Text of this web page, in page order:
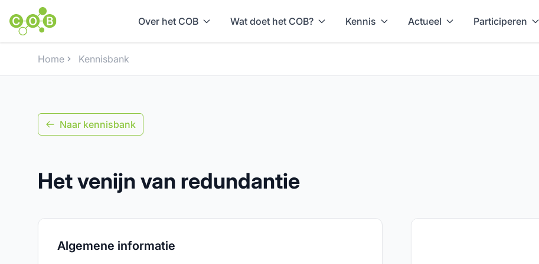
Over het COB Wat doet het COB? Kennis Actueel Participeren
Home Kennisbank
Naar kennisbank
Het venijn van redundantie
Algemene informatie